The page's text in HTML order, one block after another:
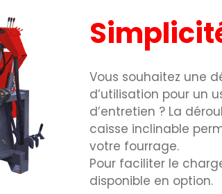
Vous souhaitez une
d’utilisation pour un
d’entretien ? La
caisse inclinable
votre fourrage.
Pour faciliter le
disponible en option.